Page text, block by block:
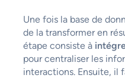
Une fois la base de
de la transformer en
étape consiste à
pour centraliser les
interactions. Ensuite, il